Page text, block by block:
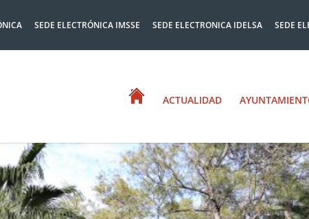
SEDE ELECTRÓNICA IMSSE SEDE ELECTRONICA IDELSA
SEDE
ACTUALIDAD